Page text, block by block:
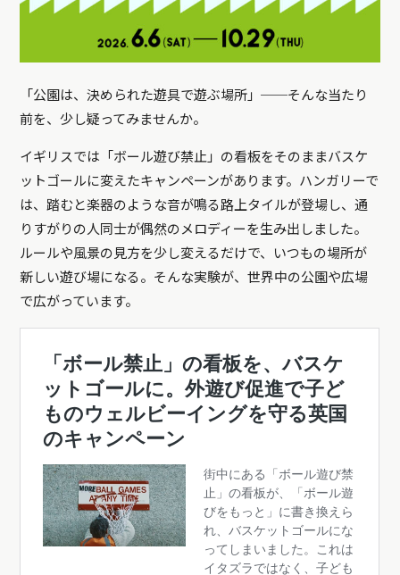
「公園は、決められた遊具で遊ぶ場所」──そんな当たり
前を、少し疑ってみませんか。
イギリスでは「ボール遊び禁止」の看板をそのままバスケ
ットゴールに変えたキャンペーンがあります。ハンガリーで
は、踏むと楽器のような音が鳴る路上タイルが登場し、通
りすがりの人同士が偶然のメロディーを生み出しました。
ルールや風景の見方を少し変えるだけで、いつもの場所が
新しい遊び場になる。そんな実験が、世界中の公園や広場
で広がっています。